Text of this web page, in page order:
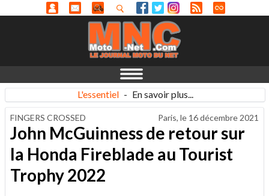
L'essentiel - En savoir plus...
FINGERS CROSSED Paris, le 16 décembre 2021
John McGuinness de retour sur
la Honda Fireblade au Tourist
Trophy 2022